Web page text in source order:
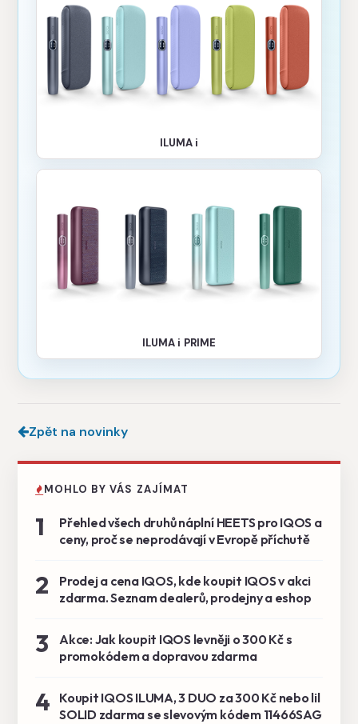
ILUMA i
ILUMA i PRIME
Zpět na novinky
MOHLO BY VÁS ZAJÍMAT
1
Přehled všech druhů náplní HEETS pro IQOS a
ceny, proč se neprodávají v Evropě příchutě
2
Prodej a cena IQOS, kde koupit IQOS v akci
zdarma. Seznam dealerů, prodejny a eshop
3
Akce: Jak koupit IQOS levněji o 300 Kč s
promokódem a dopravou zdarma
4
Koupit IQOS ILUMA, 3 DUO za 300 Kč nebo lil
SOLID zdarma se slevovým kódem 11466SAG